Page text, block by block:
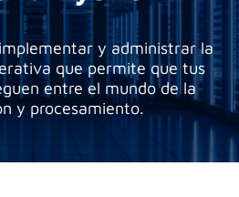
y administrar la
que permite que tus
entre el mundo de la
y procesamiento.